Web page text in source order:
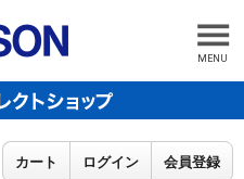
MENU
カート ログイン 会員登録